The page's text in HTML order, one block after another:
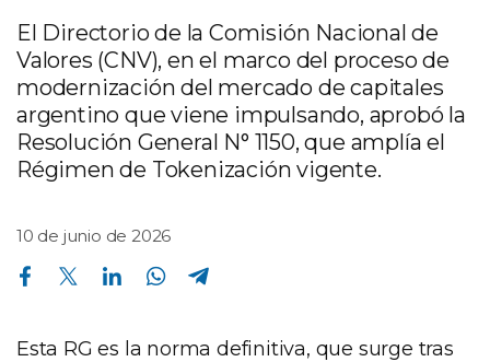
El Directorio de la Comisión Nacional de
Valores (CNV), en el marco del proceso de
modernización del mercado de capitales
argentino que viene impulsando, aprobó la
Resolución General N° 1150, que amplía el
Régimen de Tokenización vigente.
10 de junio de 2026
Compartir en Facebook Compartir en Twitter Compartir en Linkedin Compartir en Whatsapp
Esta RG es la norma definitiva, que surge tras